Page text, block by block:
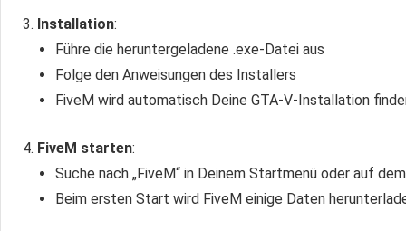
Installation:
Führe die heruntergeladene .exe-Datei aus
Folge den Anweisungen des Installers
FiveM wird automatisch Deine GTA‑V‑Installation
FiveM starten:
Suche nach „FiveM“ in Deinem Startmenü oder auf
Beim ersten Start wird FiveM einige Daten